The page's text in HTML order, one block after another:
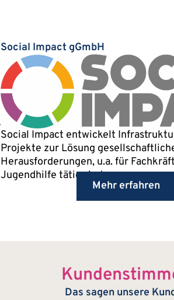
Social Impact gGmbH
Social Impact entwickelt
Projekte zur Lösung
Herausforderungen, u.a. für
Jugendhilfe tätig sind.
Mehr erfahren
Das sagen unsere